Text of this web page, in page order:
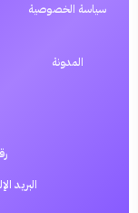
سياسة الخصوصية
المدونة
البريد